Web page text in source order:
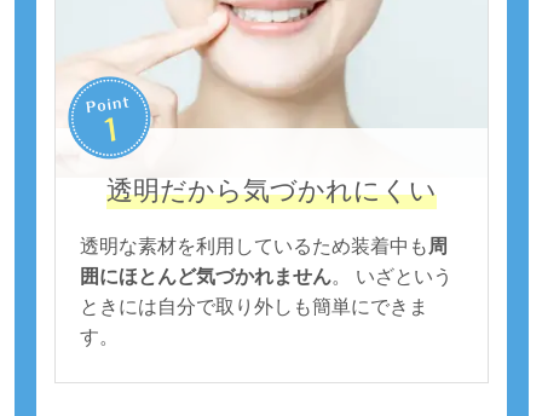
透明だから気づかれにくい
透明な素材を利用しているため装着中も 周
囲にほとんど気づかれません。 いざという
ときには自分で取り外しも簡単にできま
す。